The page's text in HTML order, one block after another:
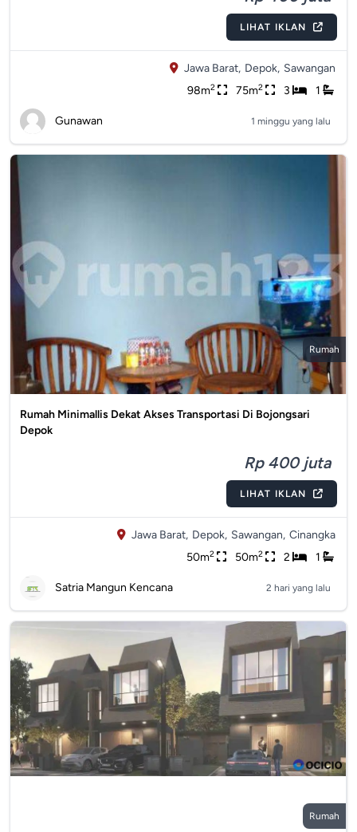
LIHAT IKLAN
Jawa Barat, Depok, Sawangan
98m2 75m2 3 1
Gunawan 1 minggu yang lalu
Rumah
Rumah Minimallis Dekat Akses Transportasi Di Bojongsari
Depok
Rp 400 juta
LIHAT IKLAN
Jawa Barat, Depok, Sawangan, Cinangka
50m2 50m2 2 1
Satria Mangun Kencana 2 hari yang lalu
Rumah